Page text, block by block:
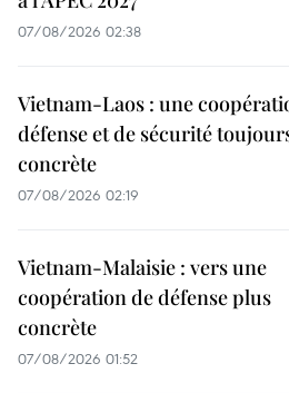
07/08/2026 02:38
Vietnam-Laos : une
défense et de sécurité
concrète
07/08/2026 02:19
Vietnam-Malaisie : vers une
coopération de défense plus
concrète
07/08/2026 01:52